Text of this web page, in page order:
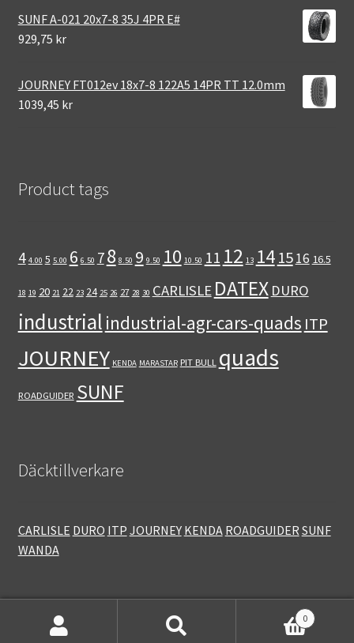
SUNF A-021 20x7-8 35J 4PR E#
929,75 kr
JOURNEY FT012ev 18x7-8 122A5 14PR TT 12.0mm
1039,45 kr
Product tags
4 4.00 5 5.00 6 6.50 78 8.50 9 9.50 10 10.50 11 12 13 14 1516 16.5
18 19 20 21 22 23 24 25 26 27 28 30 CARLISLE DATEX DURO
industrial industrial-agr-cars-quads ITP
JOURNEY KENDA MARASTAR PIT BULL quads
ROADGUIDER SUNF
Däcktillverkare
CARLISLE DURO ITP JOURNEY KENDA ROADGUIDER SUNF
WANDA
0